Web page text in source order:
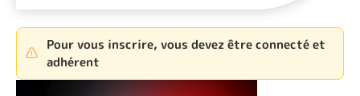
Pour vous inscrire, vous devez être connecté et
adhérent